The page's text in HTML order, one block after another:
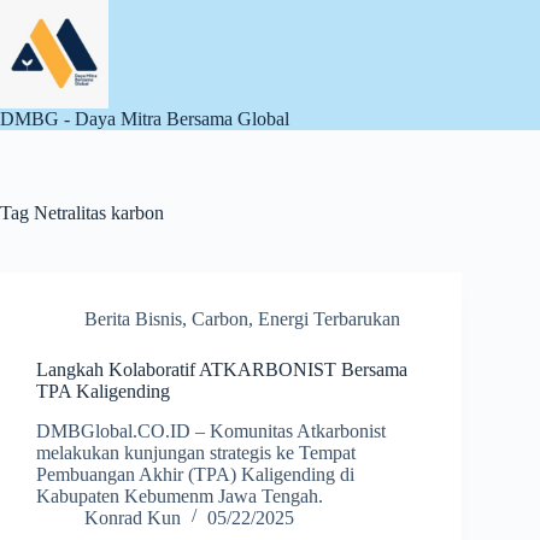
content
DMBG - Daya Mitra Bersama Global
Tag Netralitas karbon
Berita Bisnis, Carbon, Energi Terbarukan
Langkah Kolaboratif ATKARBONIST Bersama
TPA Kaligending
DMBGlobal.CO.ID – Komunitas Atkarbonist
melakukan kunjungan strategis ke Tempat
Pembuangan Akhir (TPA) Kaligending di
Kabupaten Kebumenm Jawa Tengah.
Konrad Kun
05/22/2025